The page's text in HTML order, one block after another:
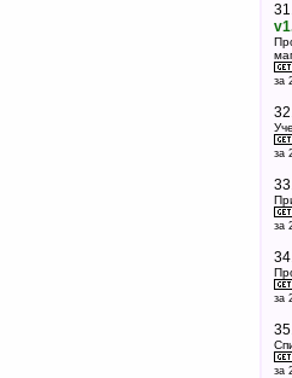
за
за
за
за
за